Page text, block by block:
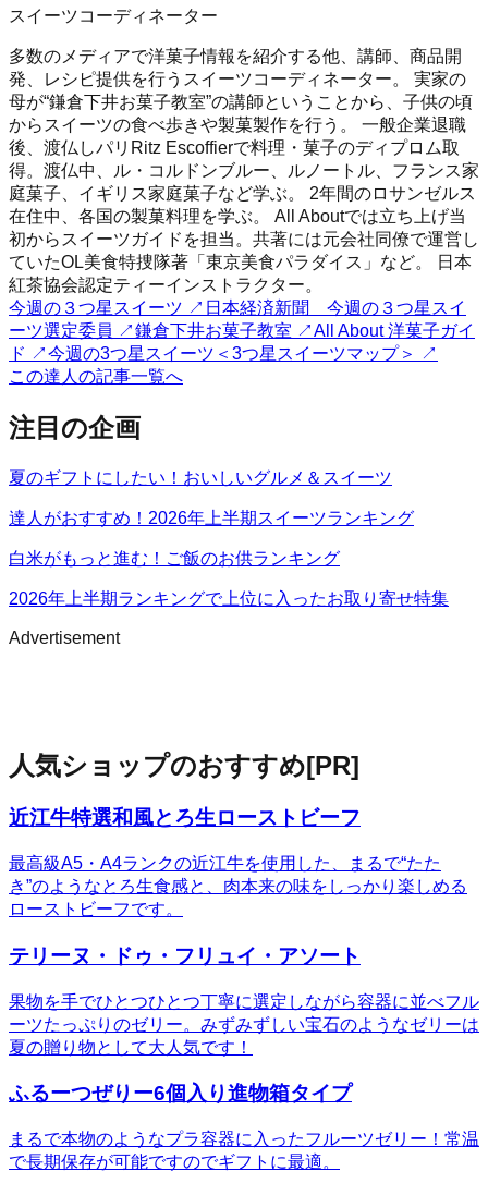
スイーツコーディネーター
多数のメディアで洋菓子情報を紹介する他、講師、商品開
発、レシピ提供を行うスイーツコーディネーター。 実家の
母が“鎌倉下井お菓子教室”の講師ということから、子供の頃
からスイーツの食べ歩きや製菓製作を行う。 一般企業退職
後、渡仏しパリRitz Escoffierで料理・菓子のディプロム取
得。渡仏中、ル・コルドンブルー、ルノートル、フランス家
庭菓子、イギリス家庭菓子など学ぶ。 2年間のロサンゼルス
在住中、各国の製菓料理を学ぶ。 All Aboutでは立ち上げ当
初からスイーツガイドを担当。共著には元会社同僚で運営し
ていたOL美食特捜隊著「東京美食パラダイス」など。 日本
紅茶協会認定ティーインストラクター。
今週の３つ星スイーツ ↗ 日本経済新聞 今週の３つ星スイ
ーツ選定委員 ↗鎌倉下井お菓子教室 ↗All About 洋菓子ガイ
ド ↗今週の3つ星スイーツ＜3つ星スイーツマップ＞
↗
この達人の記事一覧へ
注目の企画
夏のギフトにしたい！おいしいグルメ＆スイーツ
達人がおすすめ！2026年上半期スイーツランキング
白米がもっと進む！ご飯のお供ランキング
2026年上半期ランキングで上位に入ったお取り寄せ特集
Advertisement
人気ショップのおすすめ[PR]
近江牛特選和風とろ生ローストビーフ
最高級A5・A4ランクの近江牛を使用した、まるで“たた
き”のようなとろ生食感と、肉本来の味をしっかり楽しめる
ローストビーフです。
テリーヌ・ドゥ・フリュイ・アソート
果物を手でひとつひとつ丁寧に選定しながら容器に並べフル
ーツたっぷりのゼリー。みずみずしい宝石のようなゼリーは
夏の贈り物として大人気です！
ふるーつぜりー6個入り進物箱タイプ
まるで本物のようなプラ容器に入ったフルーツゼリー！常温
で長期保存が可能ですのでギフトに最適。